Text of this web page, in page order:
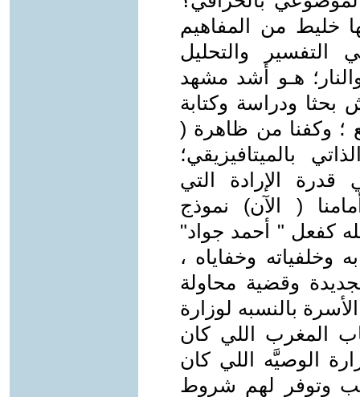
خلیط من المفاھیم
والتحليل
والنار؛ هـو أشد مشهد
ودراسة وكتابة
؛ وكفنا من ظاهرة (
بالمیتافیزیقي؛
الإرادة التي
( الآن) نموذج
كفعل " أحمد جواد"
وخلفياته وخفاياه ،
وقضية محاولة
بالنسبه لوزارة
المغرب اللي كان
الوصيَّه اللي كان
وتوفر لهم شروط